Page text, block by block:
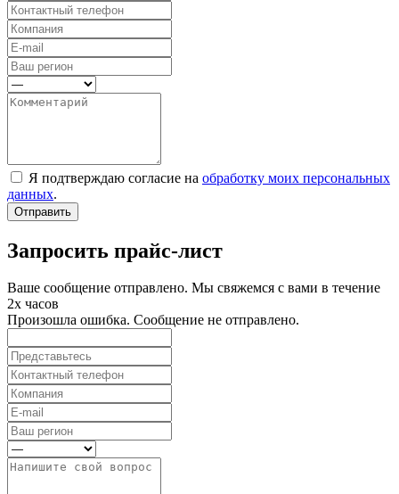
Я подтверждаю согласие на обработку моих персональных
данных.
Отправить
Запросить прайс-лист
Ваше сообщение отправлено. Мы свяжемся с вами в течение
2х часов
Произошла ошибка. Сообщение не отправлено.